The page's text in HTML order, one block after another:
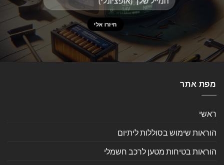
מפת אתר
ראשי
הוראות שימוש בסוללות ליתיום
הוראות בטיחות מטען לרכב חשמלי